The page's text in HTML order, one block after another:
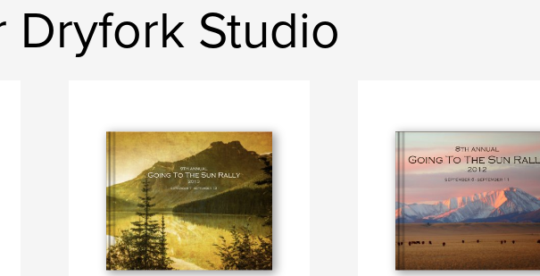
Dryfork Studio